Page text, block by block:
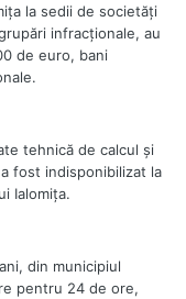
la sedii de societăţi
infracţionale, au
de euro, bani
tehnică de calcul și
fost indisponibilizat la
Ialomița.
din municipiul
pentru 24 de ore,